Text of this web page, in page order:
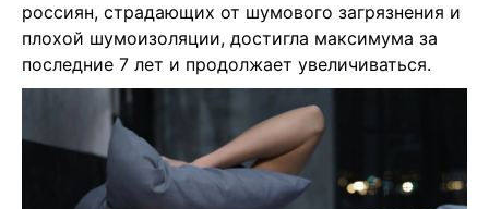
россиян, страдающих от шумового загрязнения и
плохой шумоизоляции, достигла максимума за
последние 7 лет и продолжает увеличиваться.